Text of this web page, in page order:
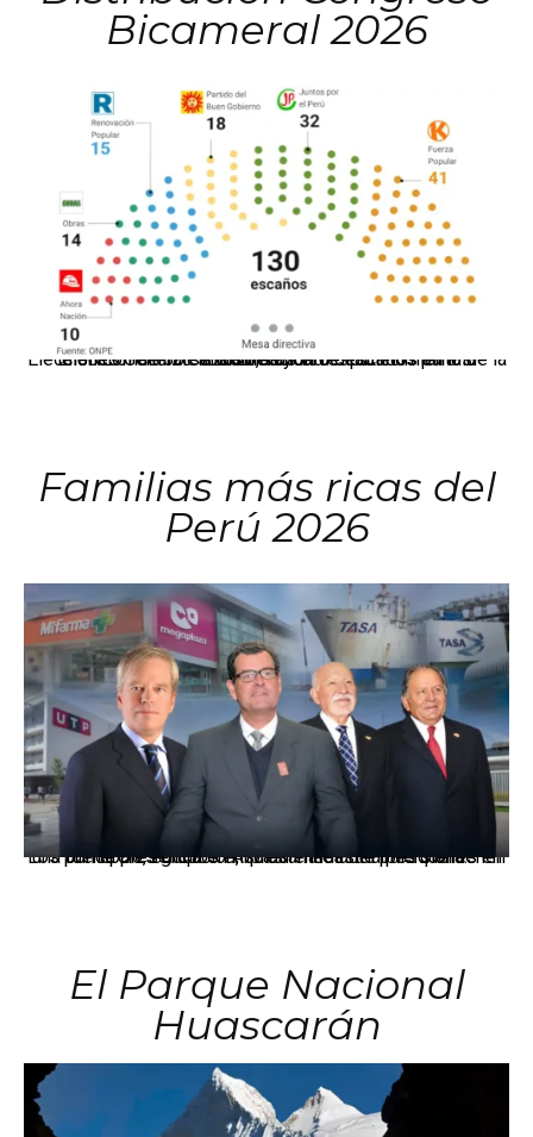
Bicameral 2026
El JNE oficializó la distribución de escaños para la elección de 60 senadores y 130 diputados en las Elecciones Generales 2026, tras el restablecimiento de la Bicameralidad.
Familias más ricas del
Perú 2026
Los principales grupos empresariales del país mantienen una fuerte presencia en Áncash mediante inversiones en comercio, educación, salud e industria pesquera.
El Parque Nacional
Huascarán